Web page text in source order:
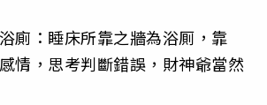
廁：睡床所靠之牆為浴厠，靠
情，思考判斷錯誤，財神爺當然